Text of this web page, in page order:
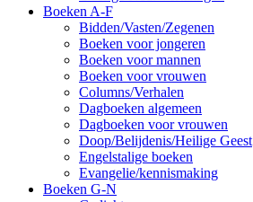
Boeken A-F
Bidden/Vasten/Zegenen
Boeken voor jongeren
Boeken voor mannen
Boeken voor vrouwen
Columns/Verhalen
Dagboeken algemeen
Dagboeken voor vrouwen
Doop/Belijdenis/Heilige Geest
Engelstalige boeken
Evangelie/kennismaking
Boeken G-N